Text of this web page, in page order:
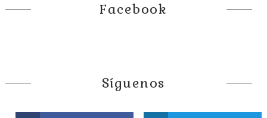
Facebook
Síguenos